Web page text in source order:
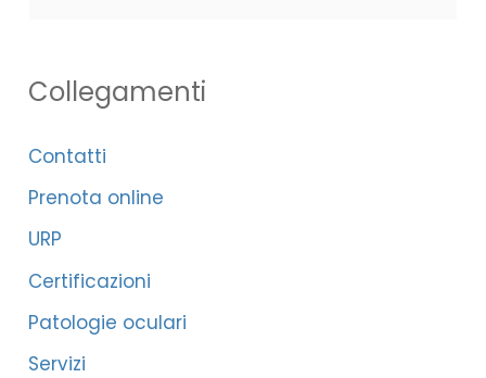
c
a
Collegamenti
Contatti
Prenota online
URP
Certificazioni
Patologie oculari
Servizi